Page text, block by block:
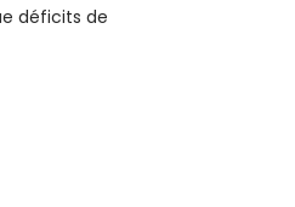
déficits de